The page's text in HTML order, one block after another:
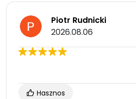
Piotr Rudnicki
2026.08.06
Hasznos